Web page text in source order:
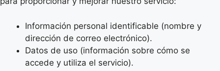
Información personal identificable (nombre y
dirección de correo electrónico).
Datos de uso (información sobre cómo se
accede y utiliza el servicio).